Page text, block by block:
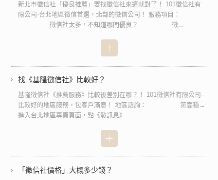
新北市徵信社「優良推薦」要找徵信社來這就對了！ 101徵信社有
限公司-台北地區徵信首選，北部的徵信公司！ 服務項目：
徵信社太多，不知道哪間優良？ 徵...
找《基隆徵信社》比較好？
基隆徵信社《推薦服務》比較後差別在哪？！ 101徵信社有限公司-
比較好的地區服務，包客戶滿意！ 地區諮詢： 第壹種→
進入台北地區專頁頁面，點《發訊息》...
「徵信社價格」大概多少錢？